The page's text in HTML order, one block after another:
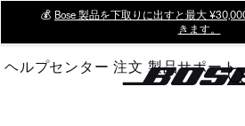
Main
💰 Bose 製品を下取りに出すと最大
きます。
ヘルプセンター 注文 製品サポート